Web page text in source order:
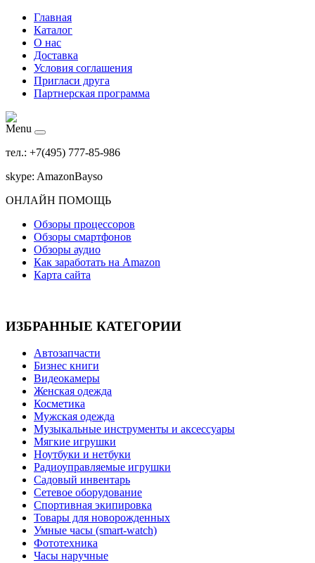
Главная
Каталог
О нас
Доставка
Условия соглашения
Пригласи друга
Партнерская программа
Menu
тел.: +7(495) 777-85-986
skype: AmazonBayso
ОНЛАЙН ПОМОЩЬ
Обзоры процессоров
Обзоры смартфонов
Обзоры аудио
Как заработать на Amazon
Карта сайта
ИЗБРАННЫЕ КАТЕГОРИИ
Автозапчасти
Бизнес книги
Видеокамеры
Женская одежда
Косметика
Мужская одежда
Музыкальные инструменты и аксессуары
Мягкие игрушки
Ноутбуки и нетбуки
Радиоуправляемые игрушки
Садовый инвентарь
Сетевое оборудование
Спортивная экипировка
Товары для новорожденных
Умные часы (smart-watch)
Фототехника
Часы наручные